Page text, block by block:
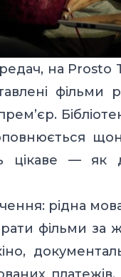
на
фільми
цікаве — як
рідна
фільми за